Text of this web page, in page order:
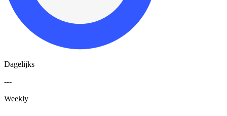
Dagelijks
---
Weekly